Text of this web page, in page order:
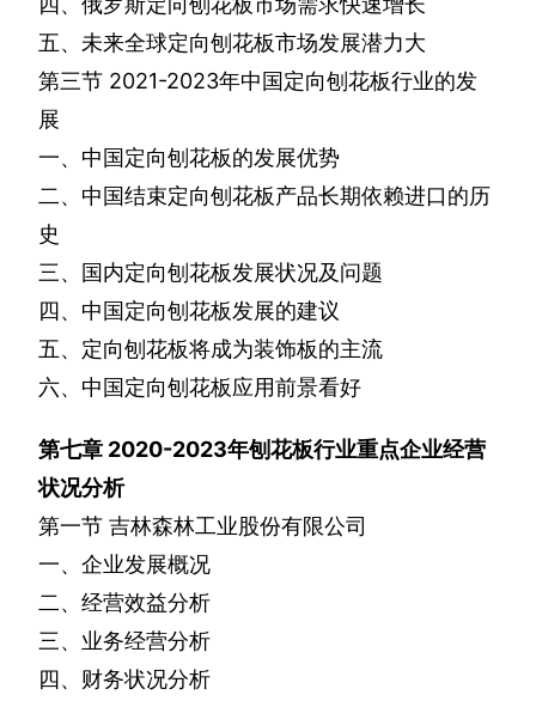
五、未来全球定向刨花板市场发展潜力大
第三节 2021-2023年中国定向刨花板行业的发
展
一、中国定向刨花板的发展优势
二、中国结束定向刨花板产品长期依赖进口的历
史
三、国内定向刨花板发展状况及问题
四、中国定向刨花板发展的建议
五、定向刨花板将成为装饰板的主流
六、中国定向刨花板应用前景看好
第七章 2020-2023年刨花板行业重点企业经营
状况分析
第一节 吉林森林工业股份有限公司
一、企业发展概况
二、经营效益分析
三、业务经营分析
四、财务状况分析